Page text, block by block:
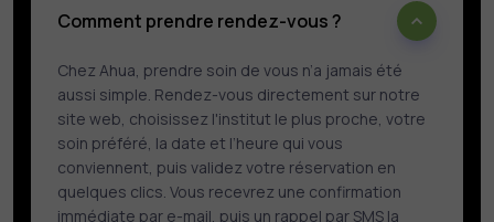
Comment prendre rendez-vous ?
Chez Ahua, prendre soin de vous n’a jamais été
aussi simple. Rendez-vous directement sur notre
site web, choisissez l'institut le plus proche, votre
soin préféré, la date et l’heure qui vous
conviennent, puis validez votre réservation en
quelques clics. Vous recevrez une confirmation
immédiate par e-mail, puis un rappel par SMS la